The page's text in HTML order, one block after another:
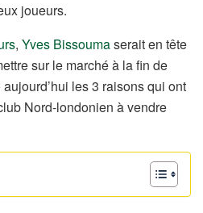
joueurs.
, Yves Bissoumaserait en tête
sur le marché à la fin de
les 3 raisons qui ont
Nord-londonien à vendre